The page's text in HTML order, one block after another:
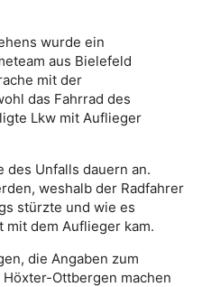
wurde ein
aus Bielefeld
mit der
das Fahrrad des
Lkw mit Auflieger
des Unfalls dauern an.
weshalb der Radfahrer
stürzte und wie es
mit dem Auflieger kam.
die Angaben zum
Ottbergen machen